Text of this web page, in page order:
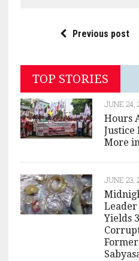
Previous post
TOP STORIES
JUNE 24,
Hours
Justice
More
JUNE 23,
Leader
Yields